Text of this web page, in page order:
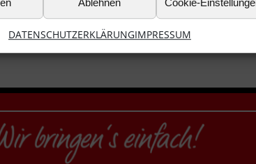
Ablehnen Cookie-
DATENSCHUTZERKLÄRUNGIMPRESSUM